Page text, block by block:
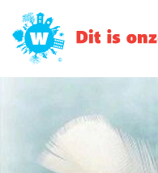
Doorgaan
naar
inhoud